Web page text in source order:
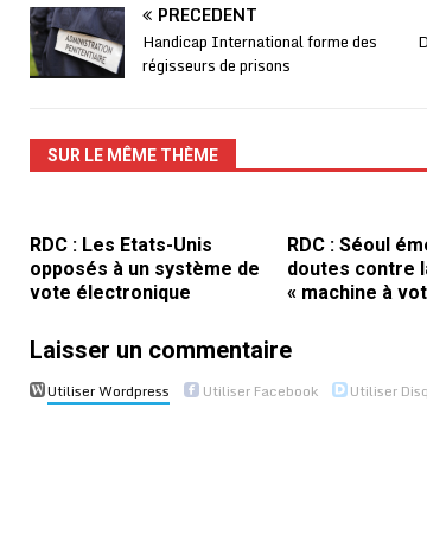
PRÉCÉDENT
Handicap International forme des
régisseurs de prisons
SUR LE MÊME THÈME
RDC : Les Etats-Unis
opposés à un système de
vote électronique
RDC : Séoul
doutes contre
« machine à
Laisser un commentaire
Utiliser Wordpress Utiliser Facebook Utiliser